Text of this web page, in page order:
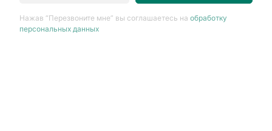
Нажав “Перезвоните мне” вы соглашаетесь наобработку
персональных данных